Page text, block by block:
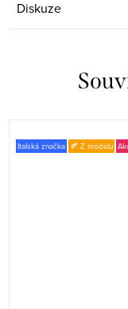
Diskuze
Italská značka 🍂 Z modalu